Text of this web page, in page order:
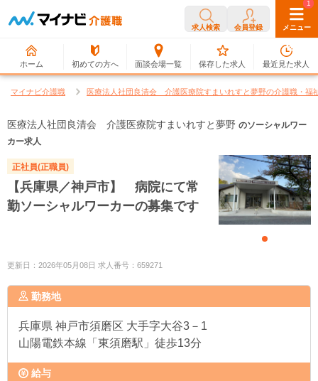
求人検索 会員登録 メニュー
ホーム 初めての方へ 面談会場一覧
0
保存した求人
1
最近見た求人
マイナビ介護職 医療法人社団良清会 介護医療院すまいれすと夢野の介護職・福
医療法人社団良清会 介護医療院すまいれすと夢野 のソーシャルワー
カー求人
正社員(正職員)
【兵庫県／神戸市】 病院にて常
勤ソーシャルワーカーの募集です
更新日：2026年05月08日 求人番号：659271
勤務地
兵庫県 神戸市須磨区 大手字大谷3－1
山陽電鉄本線「東須磨駅」徒歩13分
給与